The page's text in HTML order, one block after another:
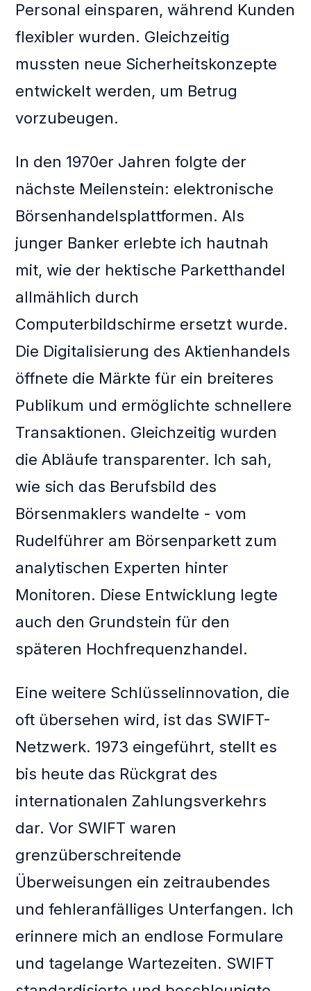
Personal einsparen, während Kunden
flexibler wurden. Gleichzeitig
mussten neue Sicherheitskonzepte
entwickelt werden, um Betrug
vorzubeugen.
In den 1970er Jahren folgte der
nächste Meilenstein: elektronische
Börsenhandelsplattformen. Als
junger Banker erlebte ich hautnah
mit, wie der hektische Parketthandel
allmählich durch
Computerbildschirme ersetzt wurde.
Die Digitalisierung des Aktienhandels
öffnete die Märkte für ein breiteres
Publikum und ermöglichte schnellere
Transaktionen. Gleichzeitig wurden
die Abläufe transparenter. Ich sah,
wie sich das Berufsbild des
Börsenmaklers wandelte - vom
Rudelführer am Börsenparkett zum
analytischen Experten hinter
Monitoren. Diese Entwicklung legte
auch den Grundstein für den
späteren Hochfrequenzhandel.
Eine weitere Schlüsselinnovation, die
oft übersehen wird, ist das SWIFT-
Netzwerk. 1973 eingeführt, stellt es
bis heute das Rückgrat des
internationalen Zahlungsverkehrs
dar. Vor SWIFT waren
grenzüberschreitende
Überweisungen ein zeitraubendes
und fehleranfälliges Unterfangen. Ich
erinnere mich an endlose Formulare
und tagelange Wartezeiten. SWIFT